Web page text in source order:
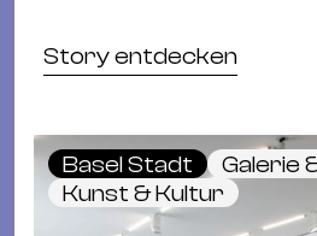
Story entdecken
Basel Stadt
Galerie
Kunst & Kultur